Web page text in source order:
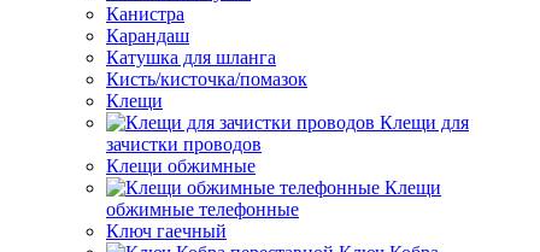
Канистра
Карандаш
Катушка для шланга
Кисть/кисточка/помазок
Клещи
Клещи для
зачистки проводов
Клещи обжимные
Клещи
обжимные телефонные
Ключ гаечный